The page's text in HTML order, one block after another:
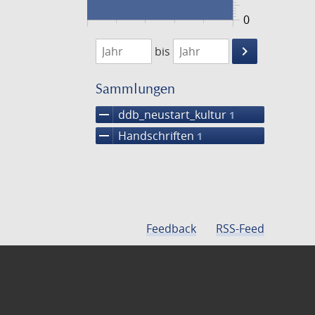
0
1474
1475
bis
keyboard_arrow_right
Suche
Sammlungen
remove ddb_neustart_kultur 1
remove Handschriften 1
Feedback RSS-Feed